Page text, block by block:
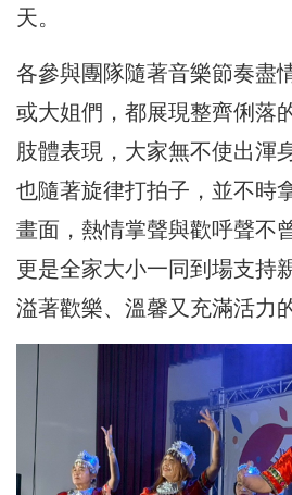
天。
各參與團隊隨著音樂節奏盡
或大姐們，都展現整齊俐落
肢體表現，大家無不使出渾
也隨著旋律打拍子，並不時
畫面，熱情掌聲與歡呼聲不
更是全家大小一同到場支持
溢著歡樂、溫馨又充滿活力